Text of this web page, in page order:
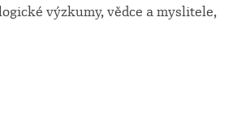
výzkumy, vědce a myslitele,